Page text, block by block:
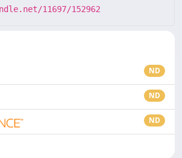
11697/152962
ND
ND
ND